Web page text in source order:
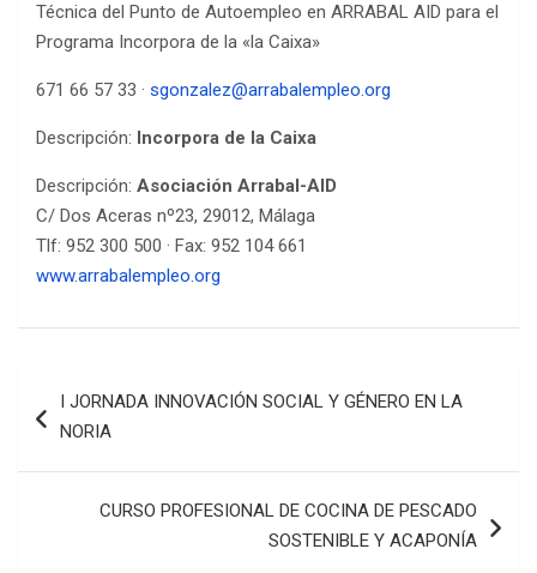
Técnica del Punto de Autoempleo en ARRABAL AID para el
Programa Incorpora de la «la Caixa»​
671 66 57 33 · sgonzalez@arrabalempleo.org
Descripción: Incorpora de la Caixa
Descripción: Asociación Arrabal-AID
C/ Dos Aceras nº23, 29012, Málaga
Tlf: 952 300 500 · Fax: 952 104 661
www.arrabalempleo.org
de
I JORNADA INNOVACIÓN SOCIAL Y GÉNERO EN LA
NORIA
CURSO PROFESIONAL DE COCINA DE PESCADO
SOSTENIBLE Y ACAPONÍA